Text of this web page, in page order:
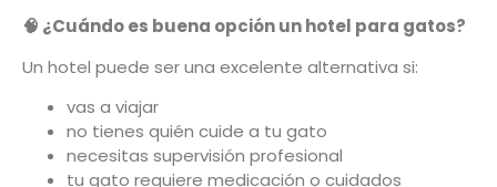
🧠 ¿Cuándo es buena opción un hotel para gatos?
Un hotel puede ser una excelente alternativa si:
vas a viajar
no tienes quién cuide a tu gato
necesitas supervisión profesional
tu gato requiere medicación o cuidados